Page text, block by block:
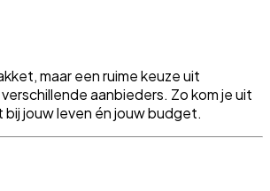
maar een ruime keuze uit
aanbieders. Zo kom je uit
bij jouw leven én jouw budget.